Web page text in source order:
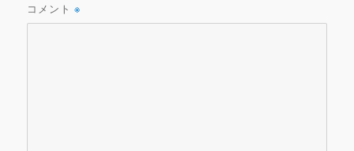
コメント※